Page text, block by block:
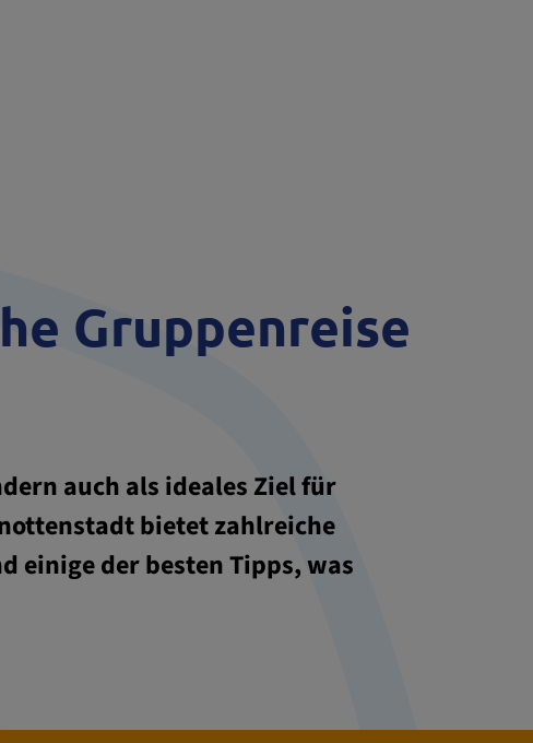
Gruppenreise
auch als ideales Ziel für
bietet zahlreiche
einige der besten Tipps, was